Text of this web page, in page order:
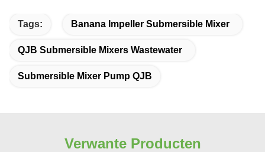
Tags: Banana Impeller Submersible Mixer
QJB Submersible Mixers Wastewater
Submersible Mixer Pump QJB
Verwante Producten